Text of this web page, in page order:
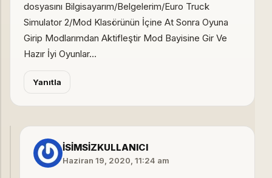
dosyasını Bilgisayarım/Belgelerim/Euro Truck
Simulator 2/Mod Klasörünün İçine At Sonra Oyuna
Girip Modlarımdan Aktifleştir Mod Bayisine Gir Ve
Hazır İyi Oyunlar…
Yanıtla
İSİMSİZKULLANICI
Haziran 19, 2020, 11:24 am